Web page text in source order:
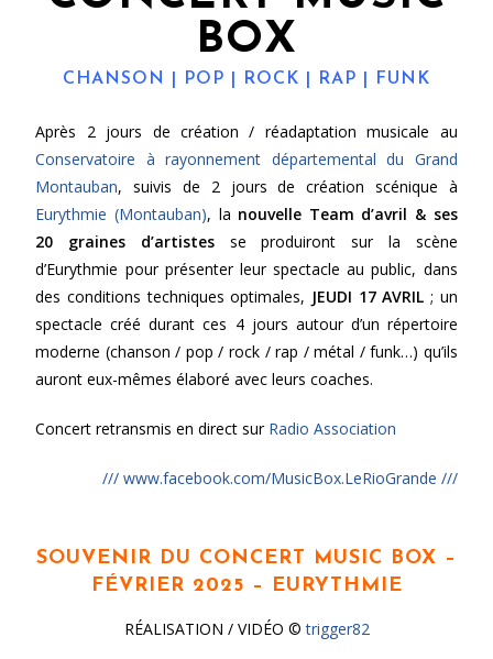
BOX
CHANSON | POP | ROCK | RAP FUNK
Après 2 jours de création / réadaptation musicale au
Conservatoire à rayonnement départemental du Grand
Montauban, suivis de 2 jours de création scénique à
Eurythmie (Montauban), la nouvelle Team d’avril & ses
20 graines d’artistesse produiront sur la scène
d’Eurythmie pour présenter leur spectacle au public, dans
des conditions techniques optimales, JEUDI 17 AVRIL ; un
spectacle créé durant ces 4 jours autour d’un répertoire
moderne (chanson / pop / rock / rap / métal / funk…) qu’ils
auront eux-mêmes élaboré avec leurs coaches.
Concert retransmis en direct sur Radio Association
/// www.facebook.com/MusicBox.LeRioGrande ///
SOUVENIR DU CONCERT MUSIC BOX –
FÉVRIER 2025 – EURYTHMIE
RÉALISATION / VIDÉO ©trigger82